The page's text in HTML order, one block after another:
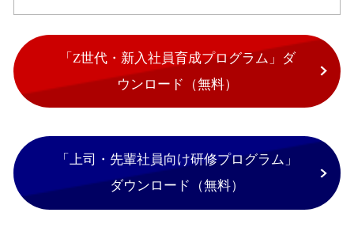
「Z世代・新入社員育成プログラム」ダ
ウンロード（無料）
「上司・先輩社員向け研修プログラム」
ダウンロード（無料）